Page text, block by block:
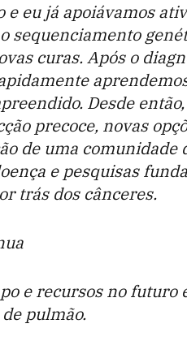
eu já apoiávamos
sequenciamento
curas. Após o
Desde
precoce, novas
de uma comunidade
e pesquisas
trás dos cânceres.
e recursos no futuro
pulmão.